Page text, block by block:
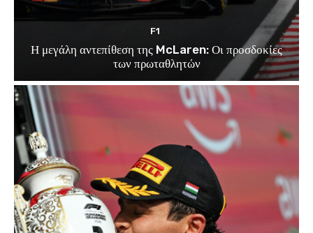
F1
Η μεγάλη αντεπίθεση της McLaren: Οι προσδοκίες
των πρωταθλητών